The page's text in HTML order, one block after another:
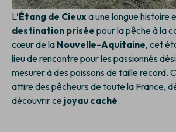
L’Étang de Cieux a une longue histoire
destination prisée pour la pêche à la
cœur de la Nouvelle-Aquitaine, cet
lieu de rencontre pour les passionnés
mesurer à des poissons de taille record.
attire des pêcheurs de toute la France,
découvrir ce joyau caché.